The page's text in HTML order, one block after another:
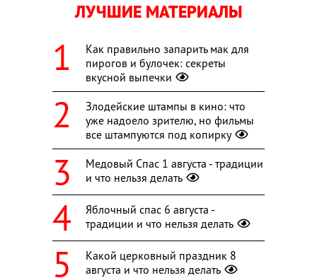
ЛУЧШИЕ МАТЕРИАЛЫ
Как правильно запарить мак для
пирогов и булочек: секреты
вкусной выпечки
Злодейские штампы в кино: что
уже надоело зрителю, но фильмы
все штампуются под копирку
Медовый Спас 1 августа - традиции
и что нельзя делать
Яблочный спас 6 августа -
традиции и что нельзя делать
Какой церковный праздник 8
августа и что нельзя делать